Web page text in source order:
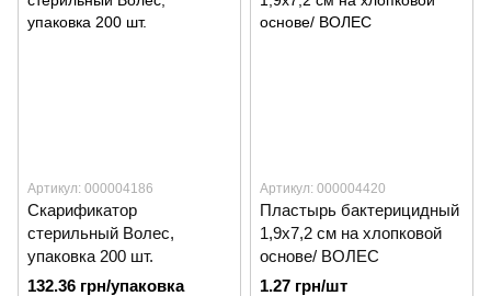
Артикул: 000004186
Скарификатор
стерильный Волес,
упаковка 200 шт.
132.36 грн/упаковка
Артикул: 000004420
Пластырь бактерицидный
1,9х7,2 см на хлопковой
основе/ ВОЛЕС
1.27 грн/шт